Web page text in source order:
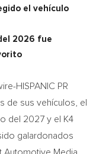
el vehículo
2026 fue
HISPANIC PR
de sus vehículos, el
del 2027 y el K4
galardonados